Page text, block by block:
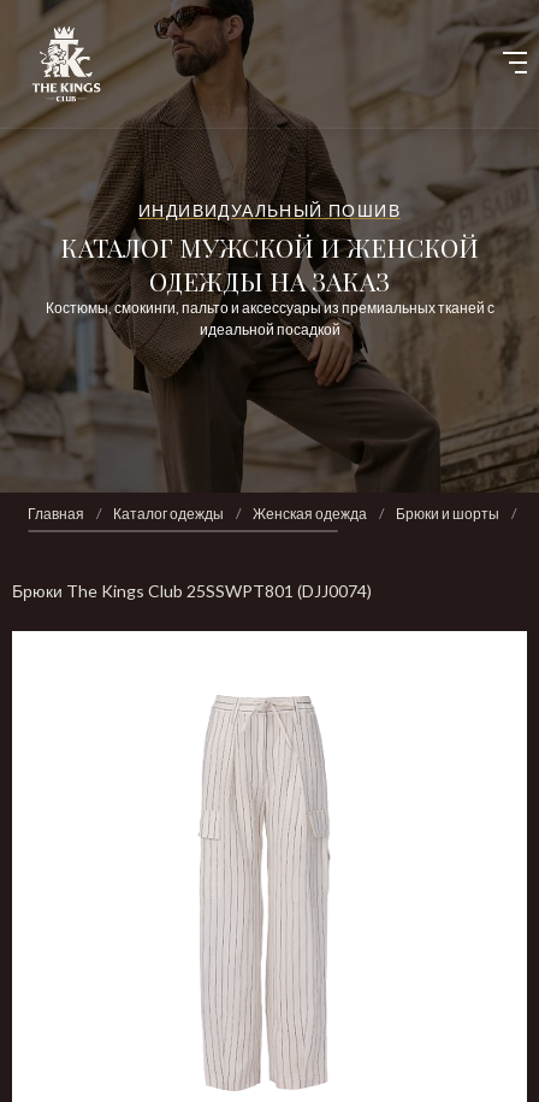
ИНДИВИДУАЛЬНЫЙ ПОШИВ
КАТАЛОГ МУЖСКОЙ И ЖЕНСКОЙ
ОДЕЖДЫ НА ЗАКАЗ
Костюмы, смокинги, пальто и аксессуары из премиальных тканей с
идеальной посадкой
Главная / Каталог одежды / Женская одежда / Брюки и шорты /
Брюки The Kings Club 25SSWPT801 (DJJ0074)